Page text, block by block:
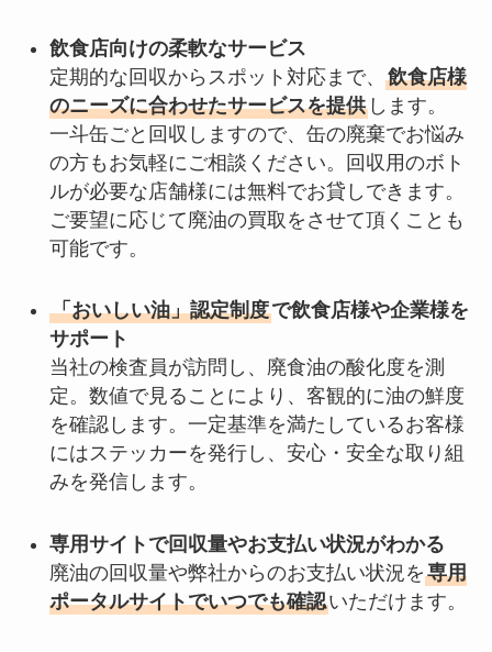
飲食店向けの柔軟なサービス
定期的な回収からスポット対応まで、 飲食店様
のニーズに合わせたサービスを提供します。
一斗缶ごと回収しますので、缶の廃棄でお悩み
の方もお気軽にご相談ください。回収用のボト
ルが必要な店舗様には無料でお貸しできます。
ご要望に応じて廃油の買取をさせて頂くことも
可能です。
「おいしい油」認定制度で飲食店様や企業様を
サポート
当社の検査員が訪問し、廃食油の酸化度を測
定。数値で見ることにより、客観的に油の鮮度
を確認します。一定基準を満たしているお客様
にはステッカーを発行し、安心・安全な取り組
みを発信します。
専用サイトで回収量やお支払い状況がわかる
廃油の回収量や弊社からのお支払い状況を専用
ポータルサイトでいつでも確認いただけます。